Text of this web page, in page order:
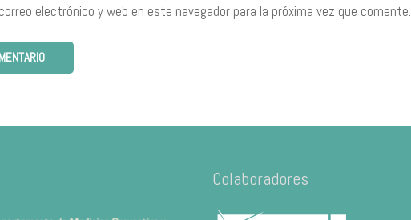
electrónico y web en este navegador para la próxima vez que comente.
Colaboradores